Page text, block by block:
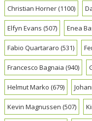
Christian Horner(1100)
Elfyn Evans (507) Enea
Fabio Quartararo (531)
Francesco Bagnaia (940)
Helmut Marko (679)
Kevin Magnussen (507)